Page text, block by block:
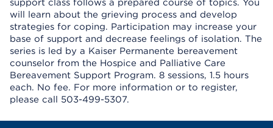
support class follows a prepared course of topics. You
will learn about the grieving process and develop
strategies for coping. Participation may increase your
base of support and decrease feelings of isolation. The
series is led by a Kaiser Permanente bereavement
counselor from the Hospice and Palliative Care
Bereavement Support Program. 8 sessions, 1.5 hours
each. No fee. For more information or to register,
please call 503-499-5307.